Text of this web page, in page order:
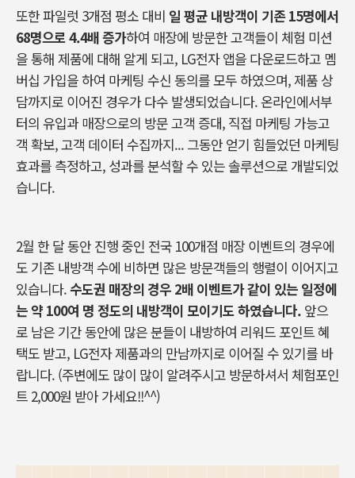
또한 파일럿 3개점 평소 대비 일 평균 내방객이 기존 15명에서
68명으로 4.4배 증가하여 매장에 방문한 고객들이 체험 미션
을 통해 제품에 대해 알게 되고, LG전자 앱을 다운로드하고 멤
버십 가입을 하여 마케팅 수신 동의를 모두 하였으며, 제품 상
담까지로 이어진 경우가 다수 발생되었습니다. 온라인에서부
터의 유입과 매장으로의 방문 고객 증대, 직접 마케팅 가능고
객 확보, 고객 데이터 수집까지... 그동안 얻기 힘들었던 마케팅
효과를 측정하고, 성과를 분석할 수 있는 솔루션으로 개발되었
습니다.
2월 한 달 동안 진행 중인 전국 100개점 매장 이벤트의 경우에
도 기존 내방객 수에 비하면 많은 방문객들의 행렬이 이어지고
있습니다. 수도권 매장의 경우 2배 이벤트가 같이 있는 일정에
는 약 100여 명 정도의 내방객이 모이기도 하였습니다. 앞으
로 남은 기간 동안에 많은 분들이 내방하여 리워드 포인트 혜
택도 받고, LG전자 제품과의 만남까지로 이어질 수 있기를 바
랍니다. (주변에도 많이 많이 알려주시고 방문하셔서 체험포인
트 2,000원 받아 가세요!!^^)